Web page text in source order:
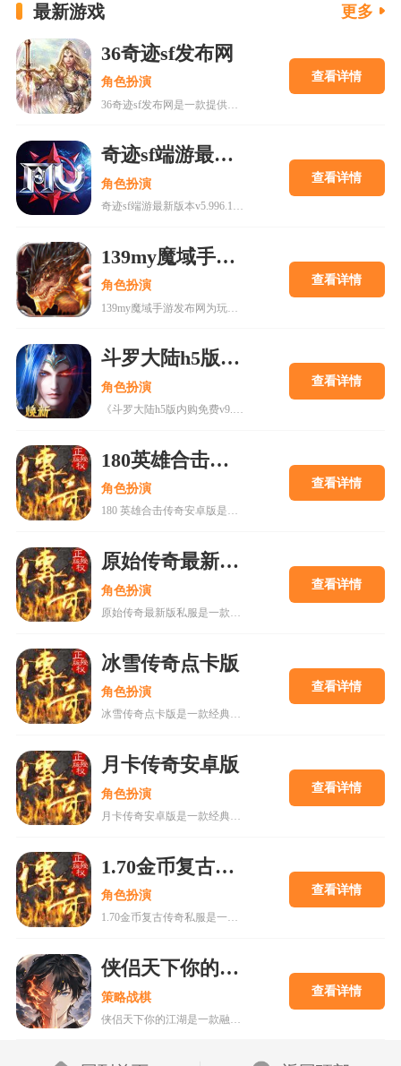
最新游戏 更多
36奇迹sf发布网
角色扮演 查看详情
奇迹sf端游最新发布网v5.996.1629
角色扮演
奇迹sf端游最新版本v5.996.1629带来全新魔幻MMO体验，包含多种职业选择和特色玩法。游戏提供丰富福利，如创角即送钻石、经验丹等，提升玩家游戏体验。新增魂器装备系统和休闲小游戏，增强互动性与趣味性。版本更新还推出永恒之树功能，优化战斗属性与技能体系，适合喜欢RPG和竞技的玩家。立即下载，开启你的冒险之旅。
查看详情
139my魔域手游发布网sf
角色扮演 查看详情
斗罗大陆h5版内购免费v9.5.8
角色扮演
《斗罗大陆h5版内购免费v9.5.8》是一款与腾讯视频《斗罗大陆》动画合作的手游，还原原著世界观，提供史莱克学院、唐门等经典场景。游戏包含副本挑战、养成系统及PVP/PVE玩法，支持连抽豪礼、登录送魂师等多重福利。玩家可通过充值获取丰厚奖励，体验动作卡牌新模式，激活英雄宿命组合，提升战斗实力。游戏版本为v9.5.8，支持中文，大小为63.84MB，适合角色扮演爱好者下载体验。
查看详情
180英雄合击传奇安卓版
角色扮演
180 英雄合击传奇安卓版是一款经典复古风格的传奇手游，还原端游核心玩法，主打英雄合击技能，支持触屏挂机操作，适合新手快速上手。游戏画面保留复古风格，地图场景熟悉，装备全靠打，交易自由开放，无隐藏消费。玩家可通过职业搭配、合击技能升级、装备强化等策略提升战力，参与沙巴克攻城、野外 PK 等玩法，享受热血竞技乐趣。游戏优化操作体验，新增合击特效与匹配机制，适合热爱传奇类游戏的玩家。
查看详情
原始传奇最新版私服
角色扮演
原始传奇最新版私服是一款高度还原经典传奇玩法的角色扮演游戏，提供战士、法师、道士三大职业，支持自由交易和高爆率装备获取。玩家可通过主线任务、副本挑战和沙城争霸等多种方式提升战力，享受快节奏升级与激烈PK的乐趣。游戏优化了画面与性能，适合各类玩家体验热血传奇世界，是怀旧与新手不可错过的经典之作。
查看详情
冰雪传奇点卡版
角色扮演
冰雪传奇点卡版是一款经典复古传奇手游，采用点卡收费模式，杜绝商城作弊，确保经济系统公平稳定。游戏保留复古画面，三大职业平衡设定，玩家可通过打怪掉落获取装备，自由交易行支持元宝与实物互换。游戏特色包括无商城、装备全靠打、社交氛围浓厚等。玩法涵盖主线任务、野外BOSS争夺、沙巴克攻城等。更新日志新增地图、优化技能、修复问题等，提升玩家体验。适合喜欢公平竞技的传奇老玩家，强调策略布局和时间投入，平民玩家也能逆袭。
查看详情
月卡传奇安卓版
角色扮演
月卡传奇安卓版是一款经典复古传奇手游，完美还原端游核心玩法，主打公平竞技，通过月卡制度保障玩家权益。游戏采用三职业平衡设计，技能特效炫酷，操作手感佳，适合老玩家怀旧与新玩家入坑。安卓用户可直接下载体验，流畅优化适配各类机型。游戏特色包括爆率全开、自由交易、沙城争霸等，玩法丰富，更新日志持续优化体验，是值得一试的传奇类手游。
查看详情
1.70金币复古传奇私服
角色扮演
1.70金币复古传奇私服是一款经典复刻的热血传奇版本，采用金币唯一货币系统，所有装备通过打怪掉落，确保游戏公平性。游戏还原早期玩法，包括战法道职业、沙巴克攻城等特色内容，适合喜欢怀旧体验的玩家。服务器稳定，支持散人玩家发展，提供新手攻略和行会合作机制，帮助玩家快速成长。游戏注重平衡性和竞技性，适合重温兄弟情谊与热血PK的乐趣。
查看详情
侠侣天下你的江湖手游
策略战棋
侠侣天下你的江湖是一款融合水墨画风与文字元素的竖版挂机类武侠手游，主打轻松不肝的放置玩法，适合喜欢休闲体验的玩家。游戏包含宠物养成、装备锻造、副本挑战等丰富玩法，同时提供离线自动打怪、兑换码领取、仙侣系统等特色功能。新手期资源分配和活动参与对快速成长至关重要，首充续充0.1折特权及每日签到奖励也极大提升了游戏体验。通过合理规划，玩家可轻松升级，畅享江湖冒险。
查看详情